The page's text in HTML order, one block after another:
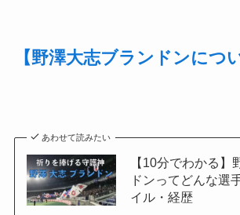
【野澤大志ブランドンにつ
あわせて読みたい
【10分でわかる】
ドンってどんな選
イル・経歴